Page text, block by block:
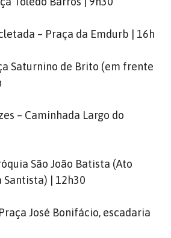
– Praça da Emdurb | 16h
Saturnino de Brito (em frente
– Caminhada Largo do
São João Batista (Ato
Santista) | 12h30
José Bonifácio, escadaria